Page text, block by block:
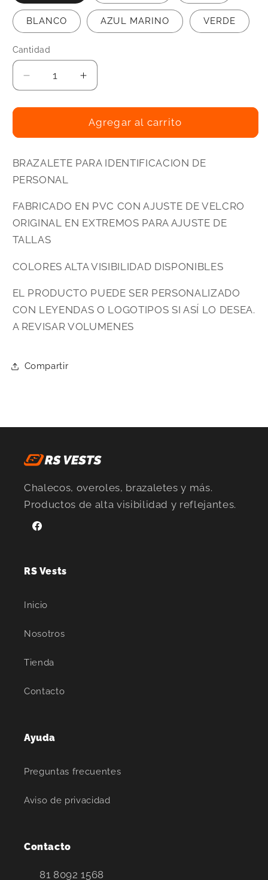
BLANCO AZUL MARINO VERDE
Cantidad
Reducir
cantidad
para
BRAZALETE
NEO-
Aumentar
cantidad
para
BRAZALETE
NEO-
Agregar al carrito
BRAZALETE PARA IDENTIFICACION DE
PERSONAL
FABRICADO EN PVC CON AJUSTE DE VELCRO
ORIGINAL EN EXTREMOS PARA AJUSTE DE
TALLAS
COLORES ALTA VISIBILIDAD DISPONIBLES
EL PRODUCTO PUEDE SER PERSONALIZADO
CON LEYENDAS O LOGOTIPOS SI ASÍ LO DESEA.
A REVISAR VOLUMENES
Compartir
Chalecos, overoles, brazaletes y más.
Productos de alta visibilidad y reflejantes.
Facebook
RS Vests
Inicio
Nosotros
Tienda
Contacto
Ayuda
Preguntas frecuentes
Aviso de privacidad
Contacto
81 8092 1568